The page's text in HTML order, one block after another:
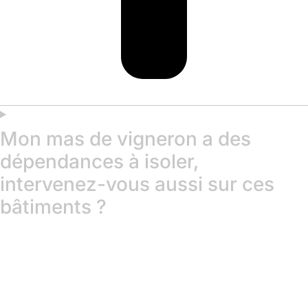
Mon mas de vigneron a des
dépendances à isoler,
intervenez-vous aussi sur ces
bâtiments ?